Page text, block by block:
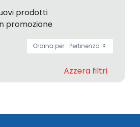
prodotti
promozione
Ordina per: Pertinenza
Azzera filtri